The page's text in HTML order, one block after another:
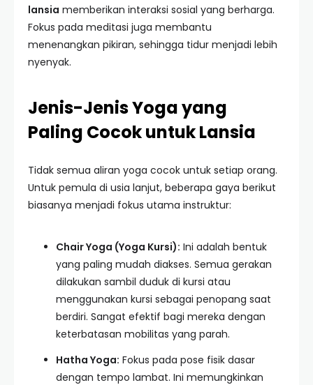
lansia memberikan interaksi sosial yang berharga.
Fokus pada meditasi juga membantu
menenangkan pikiran, sehingga tidur menjadi lebih
nyenyak.
Jenis-Jenis Yoga yang
Paling Cocok untuk Lansia
Tidak semua aliran yoga cocok untuk setiap orang.
Untuk pemula di usia lanjut, beberapa gaya berikut
biasanya menjadi fokus utama instruktur:
Chair Yoga (Yoga Kursi): Ini adalah bentuk
yang paling mudah diakses. Semua gerakan
dilakukan sambil duduk di kursi atau
menggunakan kursi sebagai penopang saat
berdiri. Sangat efektif bagi mereka dengan
keterbatasan mobilitas yang parah.
Hatha Yoga: Fokus pada pose fisik dasar
dengan tempo lambat. Ini memungkinkan